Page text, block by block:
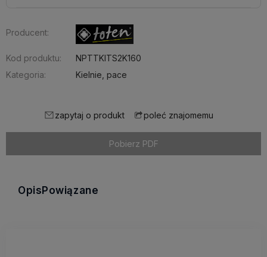
Producent:
Kod produktu:
NPTTKITS2K160
Kategoria:
Kielnie, pace
zapytaj o produkt poleć znajomemu
Pobierz PDF
Opis Powiązane